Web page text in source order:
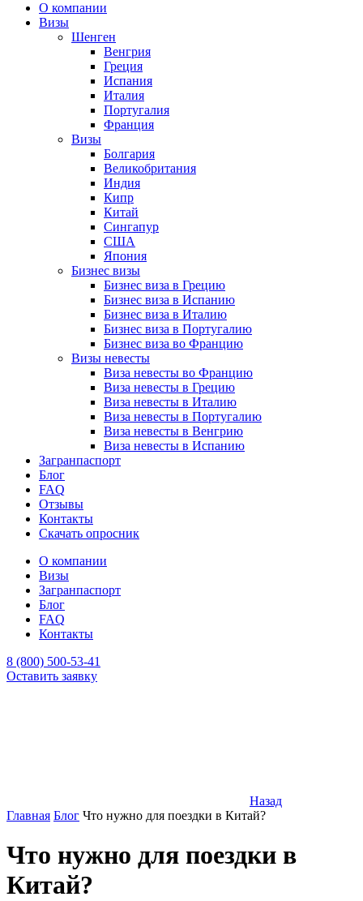
О компании
Визы
Шенген
Венгрия
Греция
Испания
Италия
Португалия
Франция
Визы
Болгария
Великобритания
Индия
Кипр
Китай
Сингапур
США
Япония
Бизнес визы
Бизнес виза в Грецию
Бизнес виза в Испанию
Бизнес виза в Италию
Бизнес виза в Португалию
Бизнес виза во Францию
Визы невесты
Виза невесты во Францию
Виза невесты в Грецию
Виза невесты в Италию
Виза невесты в Португалию
Виза невесты в Венгрию
Виза невесты в Испанию
Загранпаспорт
Блог
FAQ
Отзывы
Контакты
Скачать опросник
О компании
Визы
Загранпаспорт
Блог
FAQ
Контакты
8 (800) 500-53-41
Оставить заявку
Назад
Главная Блог Что нужно для поездки в Китай?
Что нужно для поездки в
Китай?